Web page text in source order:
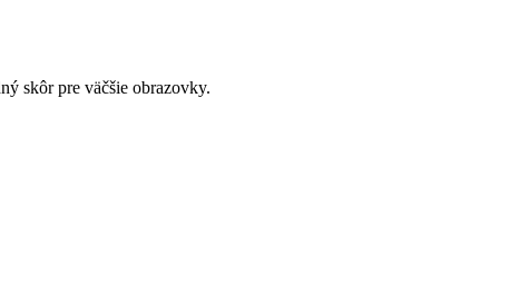
skôr pre väčšie obrazovky.